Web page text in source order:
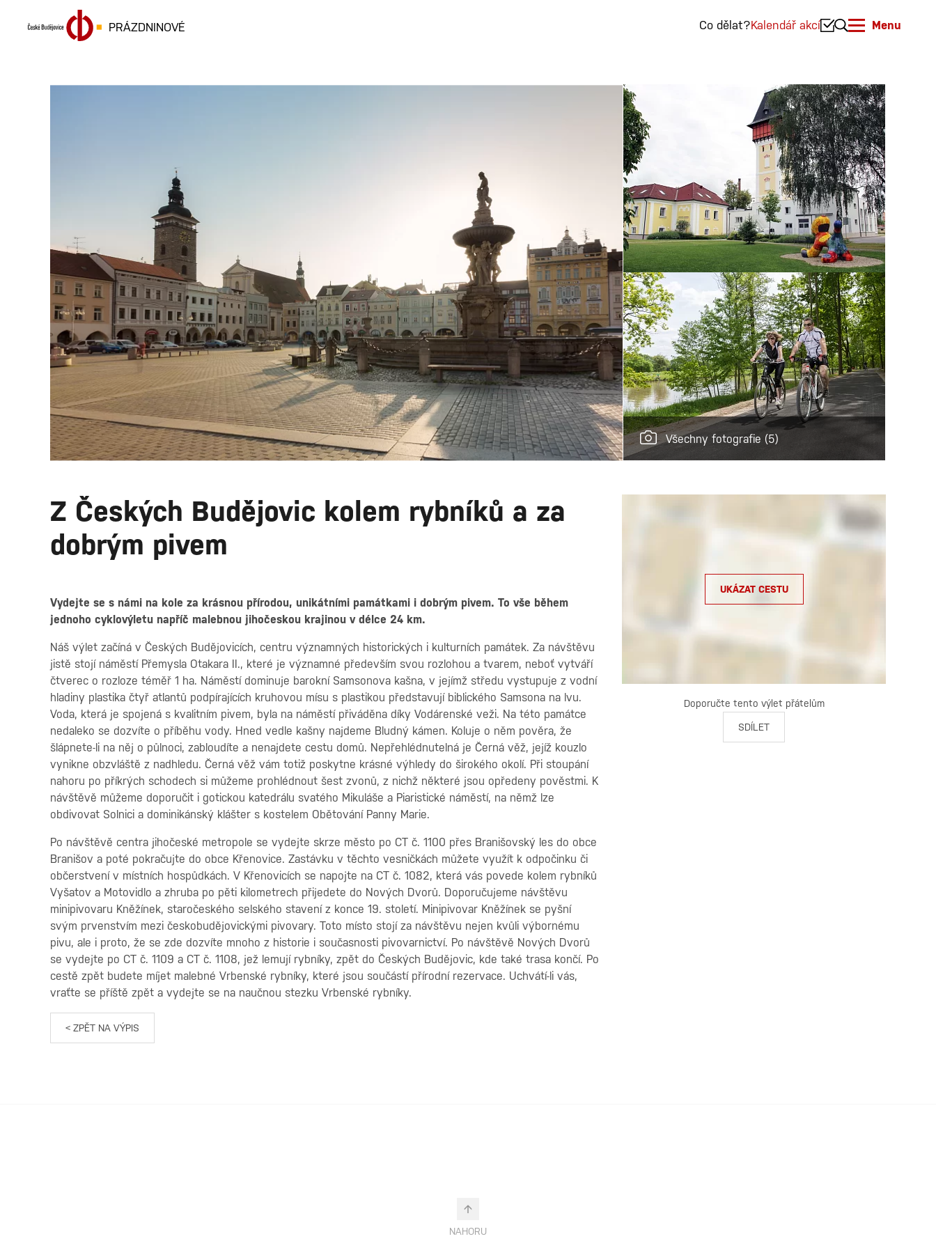
PRÁZDNINOVÉ Co dělat?Kalendář akcí Menu
Všechny fotografie (5)
Z Českých Budějovic kolem rybníků a za
dobrým pivem
Vydejte se s námi na kole za krásnou přírodou, unikátními památkami i dobrým pivem. To vše během
jednoho cyklovýletu napříč malebnou jihočeskou krajinou v délce 24 km.
Náš výlet začíná v Českých Budějovicích, centru významných historických i kulturních památek. Za návštěvu
jistě stojí náměstí Přemysla Otakara II., které je významné především svou rozlohou a tvarem, neboť vytváří
čtverec o rozloze téměř 1 ha. Náměstí dominuje barokní Samsonova kašna, v jejímž středu vystupuje z vodní
hladiny plastika čtyř atlantů podpírajících kruhovou mísu s plastikou představují biblického Samsona na lvu.
Voda, která je spojená s kvalitním pivem, byla na náměstí přiváděna díky Vodárenské veži. Na této památce
nedaleko se dozvíte o příběhu vody. Hned vedle kašny najdeme Bludný kámen. Koluje o něm pověra, že
šlápnete-li na něj o půlnoci, zabloudíte a nenajdete cestu domů. Nepřehlédnutelná je Černá věž, jejíž kouzlo
vynikne obzvláště z nadhledu. Černá věž vám totiž poskytne krásné výhledy do širokého okolí. Při stoupání
nahoru po příkrých schodech si můžeme prohlédnout šest zvonů, z nichž některé jsou opředeny pověstmi. K
návštěvě můžeme doporučit i gotickou katedrálu svatého Mikuláše a Piaristické náměstí, na němž lze
obdivovat Solnici a dominikánský klášter s kostelem Obětování Panny Marie.
Po návštěvě centra jihočeské metropole se vydejte skrze město po CT č. 1100 přes Branišovský les do obce
Branišov a poté pokračujte do obce Křenovice. Zastávku v těchto vesničkách můžete využít k odpočinku či
občerstvení v místních hospůdkách. V Křenovicích se napojte na CT č. 1082, která vás povede kolem rybníků
Vyšatov a Motovidlo a zhruba po pěti kilometrech přijedete do Nových Dvorů. Doporučujeme návštěvu
minipivovaru Kněžínek, staročeského selského stavení z konce 19. století. Minipivovar Kněžínek se pyšní
svým prvenstvím mezi českobudějovickými pivovary. Toto místo stojí za návštěvu nejen kvůli výbornému
pivu, ale i proto, že se zde dozvíte mnoho z historie i současnosti pivovarnictví. Po návštěvě Nových Dvorů
se vydejte po CT č. 1109 a CT č. 1108, jež lemují rybníky, zpět do Českých Budějovic, kde také trasa končí. Po
cestě zpět budete míjet malebné Vrbenské rybníky, které jsou součástí přírodní rezervace. Uchvátí-li vás,
vraťte se příště zpět a vydejte se na naučnou stezku Vrbenské rybníky.
< ZPĚT NA VÝPIS
UKÁZAT CESTU
Doporučte tento výlet přátelům
SDÍLET
NAHORU